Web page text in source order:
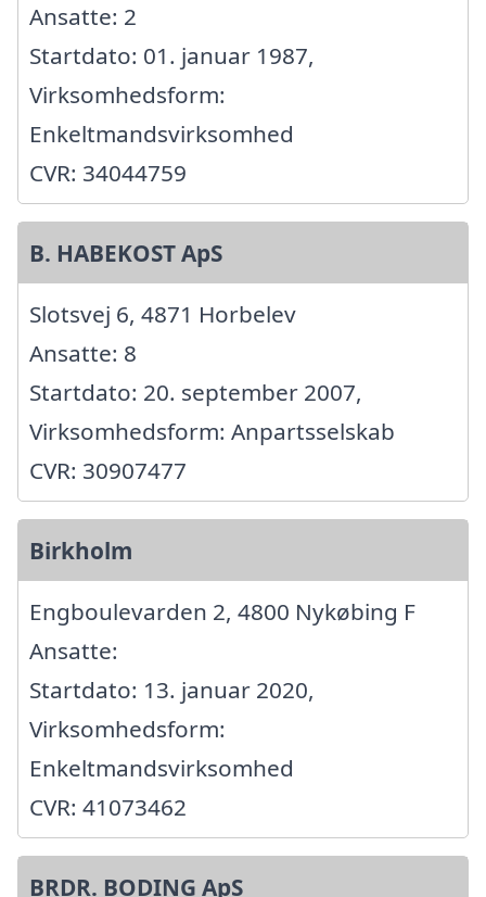
Ansatte: 2
Startdato: 01. januar 1987,
Virksomhedsform:
Enkeltmandsvirksomhed
CVR: 34044759
B. HABEKOST ApS
Slotsvej 6, 4871 Horbelev
Ansatte: 8
Startdato: 20. september 2007,
Virksomhedsform: Anpartsselskab
CVR: 30907477
Birkholm
Engboulevarden 2, 4800 Nykøbing F
Ansatte:
Startdato: 13. januar 2020,
Virksomhedsform:
Enkeltmandsvirksomhed
CVR: 41073462
BRDR. BODING ApS